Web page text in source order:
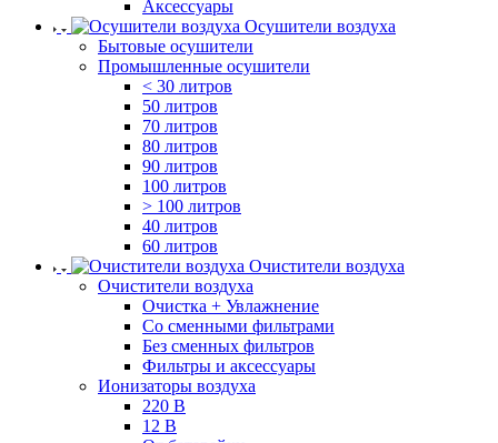
Аксессуары
Осушители воздуха
Бытовые осушители
Промышленные осушители
< 30 литров
50 литров
70 литров
80 литров
90 литров
100 литров
> 100 литров
40 литров
60 литров
Очистители воздуха
Очистители воздуха
Очистка + Увлажнение
Cо сменными фильтрами
Без сменных фильтров
Фильтры и аксессуары
Ионизаторы воздуха
220 В
12 В